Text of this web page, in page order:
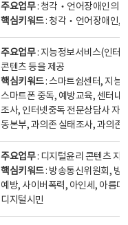
주요업무: 청각‧언어장애인의
핵심키워드: 청각‧언어장애인,
주요업무: 지능정보서비스(인터
콘텐츠 등을 제공
핵심키워드: 스마트쉼센터, 지능
스마트폰 중독, 예방교육, 센터내
조사, 인터넷중독 전문상담사 자
동본부, 과의존 실태조사, 과의존
주요업무: 디지털윤리 콘텐츠 지
핵심키워드: 방송통신위원회, 방
예방, 사이버폭력, 아인세, 아름
디지털시민